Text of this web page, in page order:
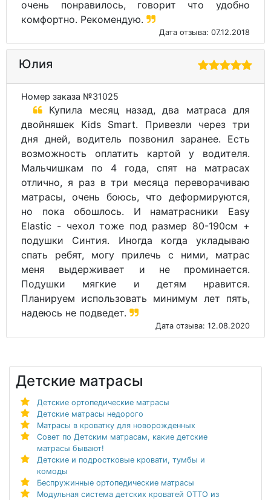
очень понравилось, говорит что удобно
комфортно. Рекомендую.
Дата отзыва: 07.12.2018
Юлия
Номер заказа №31025
Купила месяц назад, два матраса для
двойняшек Kids Smart. Привезли через три
дня дней, водитель позвонил заранее. Есть
возможность оплатить картой у водителя.
Мальчишкам по 4 года, спят на матрасах
отлично, я раз в три месяца переворачиваю
матрасы, очень боюсь, что деформируются,
но пока обошлось. И наматрасники Easy
Elastic - чехол тоже под размер 80-190см +
подушки Синтия. Иногда когда укладываю
спать ребят, могу прилечь с ними, матрас
меня выдерживает и не проминается.
Подушки мягкие и детям нравится.
Планируем использовать минимум лет пять,
надеюсь не подведет.
Дата отзыва: 12.08.2020
Детские матрасы
Детские ортопедические матрасы
Детские матрасы недорого
Матрасы в кроватку для новорожденных
Совет по Детским матрасам, какие детские
матрасы бывают!
Детские и подростковые кровати, тумбы и
комоды
Беспружинные ортопедические матрасы
Модульная система детских кроватей ОТТО из